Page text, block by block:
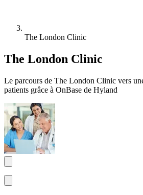
The London Clinic
The London Clinic
Le parcours de The London Clinic vers
patients grâce à OnBase de Hyland